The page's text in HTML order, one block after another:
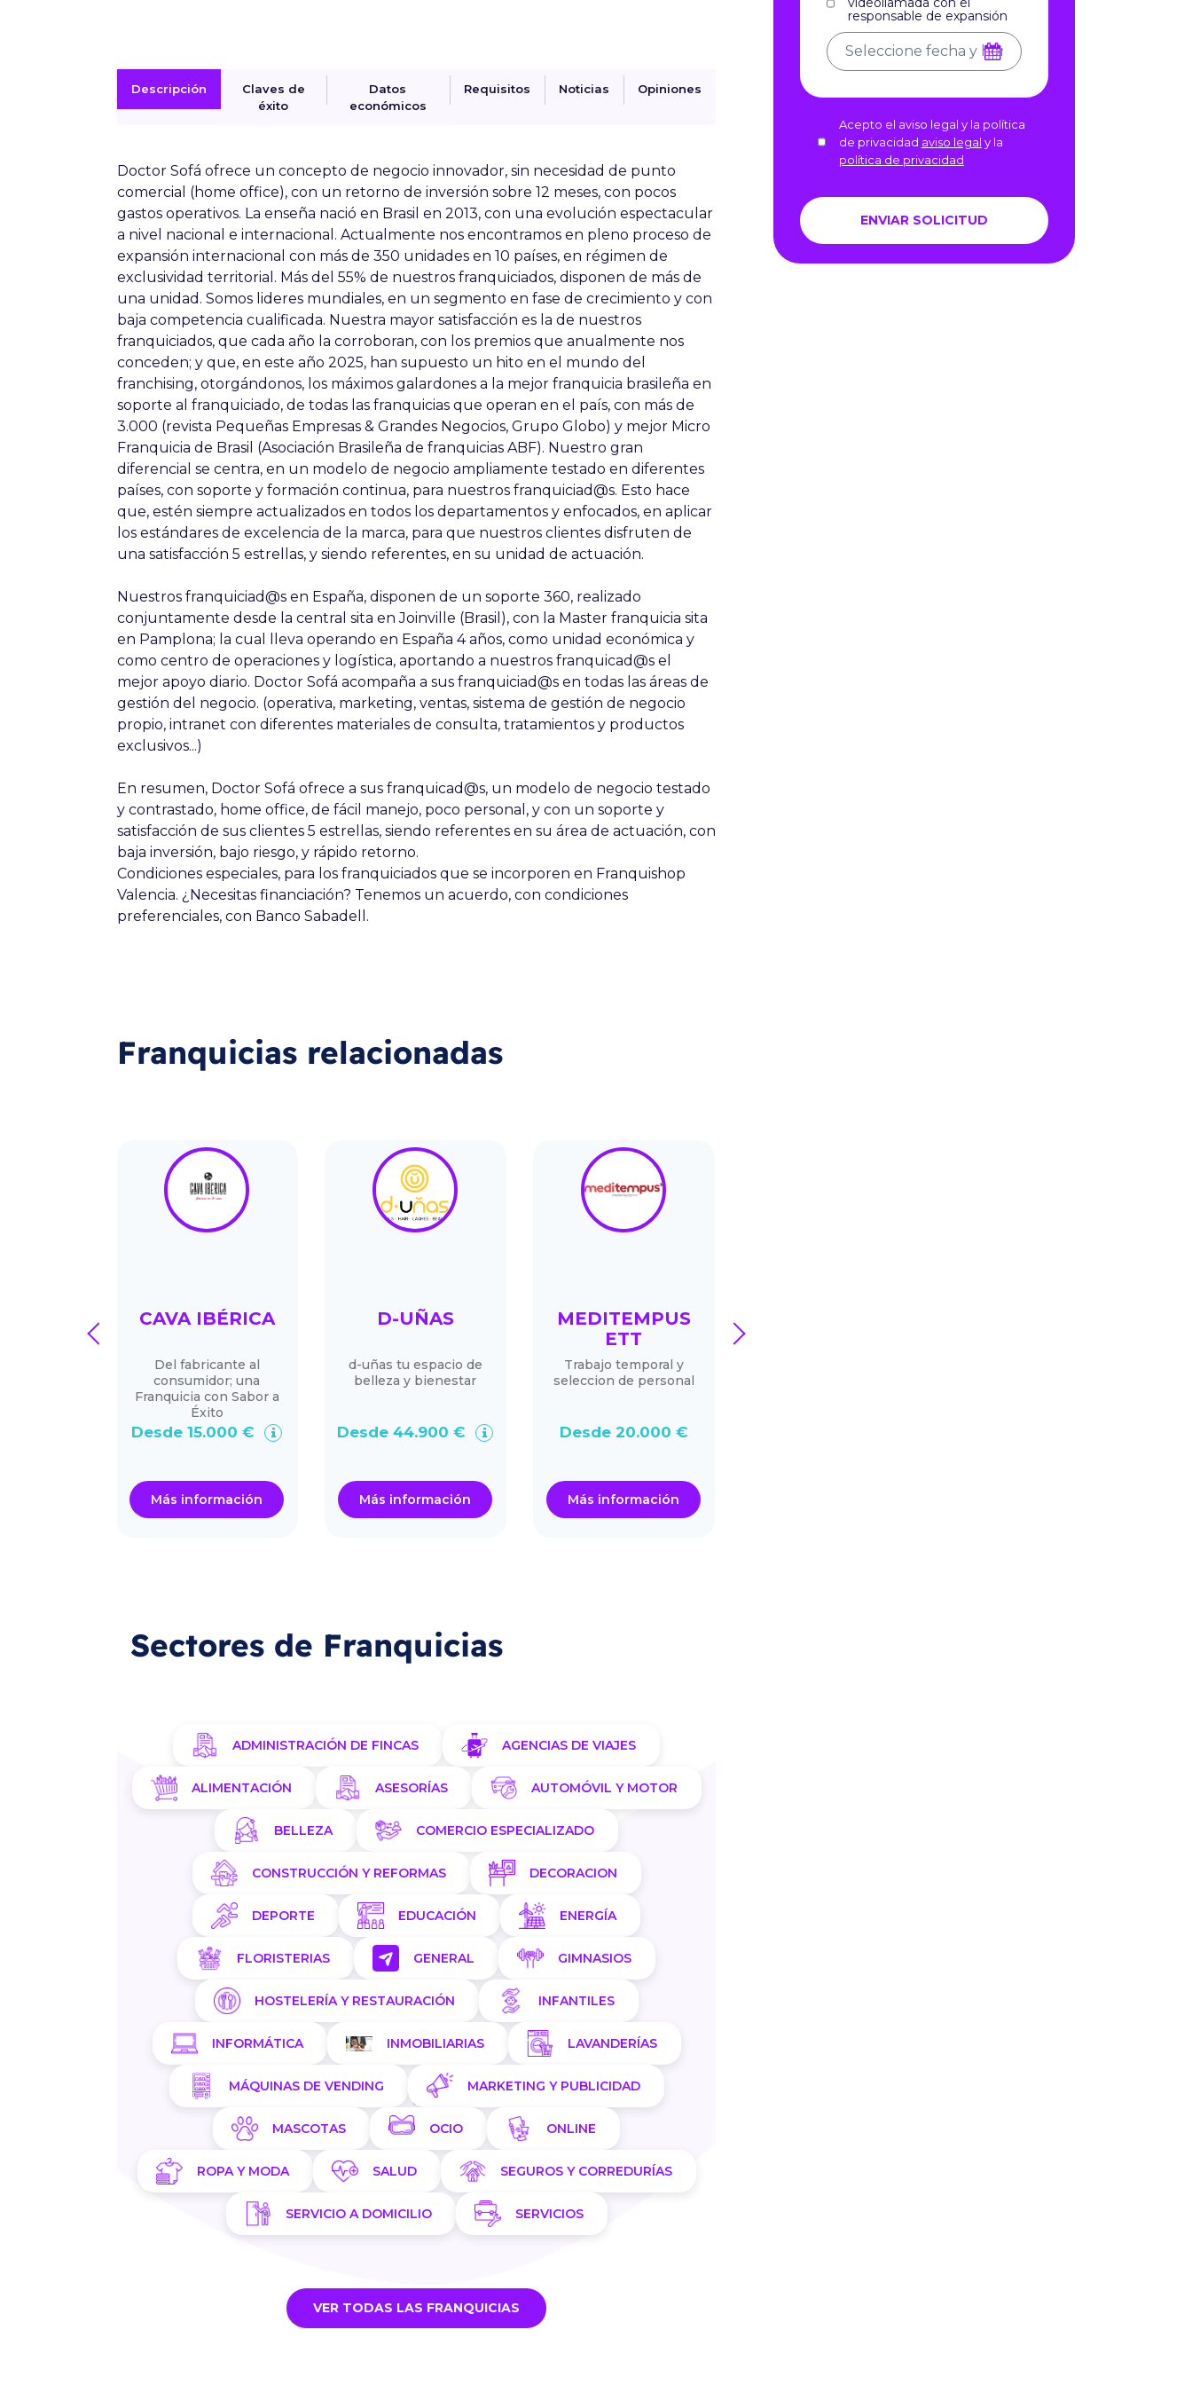
Descripción
Claves de
éxito
Datos
económicos
Requisitos Noticias Opiniones
Doctor Sofá ofrece un concepto de negocio innovador, sin necesidad de punto
comercial (home office), con un retorno de inversión sobre 12 meses, con pocos
gastos operativos. La enseña nació en Brasil en 2013, con una evolución espectacular
a nivel nacional e internacional. Actualmente nos encontramos en pleno proceso de
expansión internacional con más de 350 unidades en 10 países, en régimen de
exclusividad territorial. Más del 55% de nuestros franquiciados, disponen de más de
una unidad. Somos lideres mundiales, en un segmento en fase de crecimiento y con
baja competencia cualificada. Nuestra mayor satisfacción es la de nuestros
franquiciados, que cada año la corroboran, con los premios que anualmente nos
conceden; y que, en este año 2025, han supuesto un hito en el mundo del
franchising, otorgándonos, los máximos galardones a la mejor franquicia brasileña en
soporte al franquiciado, de todas las franquicias que operan en el país, con más de
3.000 (revista Pequeñas Empresas & Grandes Negocios, Grupo Globo) y mejor Micro
Franquicia de Brasil (Asociación Brasileña de franquicias ABF). Nuestro gran
diferencial se centra, en un modelo de negocio ampliamente testado en diferentes
países, con soporte y formación continua, para nuestros franquiciad@s. Esto hace
que, estén siempre actualizados en todos los departamentos y enfocados, en aplicar
los estándares de excelencia de la marca, para que nuestros clientes disfruten de
una satisfacción 5 estrellas, y siendo referentes, en su unidad de actuación.
Nuestros franquiciad@s en España, disponen de un soporte 360, realizado
conjuntamente desde la central sita en Joinville (Brasil), con la Master franquicia sita
en Pamplona; la cual lleva operando en España 4 años, como unidad económica y
como centro de operaciones y logística, aportando a nuestros franquicad@s el
mejor apoyo diario. Doctor Sofá acompaña a sus franquiciad@s en todas las áreas de
gestión del negocio. (operativa, marketing, ventas, sistema de gestión de negocio
propio, intranet con diferentes materiales de consulta, tratamientos y productos
exclusivos...)
En resumen, Doctor Sofá ofrece a sus franquicad@s, un modelo de negocio testado
y contrastado, home office, de fácil manejo, poco personal, y con un soporte y
satisfacción de sus clientes 5 estrellas, siendo referentes en su área de actuación, con
baja inversión, bajo riesgo, y rápido retorno.
Condiciones especiales, para los franquiciados que se incorporen en Franquishop
Valencia. ¿Necesitas financiación? Tenemos un acuerdo, con condiciones
preferenciales, con Banco Sabadell.
Franquicias relacionadas
CAVA IBÉRICA
Del fabricante al
consumidor; una
Franquicia con Sabor a
Éxito
Desde 15.000 €
Más información
D-UÑAS
d-uñas tu espacio de
belleza y bienestar
Desde 44.900 €
Más información
MEDITEMPUS
ETT
Trabajo temporal y
seleccion de personal
Desde 20.000 €
Más información
prev next
Sectores de Franquicias
ADMINISTRACIÓN DE FINCAS AGENCIAS DE VIAJES
ALIMENTACIÓN ASESORÍAS AUTOMÓVIL Y MOTOR
BELLEZA COMERCIO ESPECIALIZADO
CONSTRUCCIÓN Y REFORMAS DECORACION
DEPORTE EDUCACIÓN ENERGÍA
FLORISTERIAS GENERAL GIMNASIOS
HOSTELERÍA Y RESTAURACIÓN INFANTILES
INFORMÁTICA INMOBILIARIAS LAVANDERÍAS
MÁQUINAS DE VENDING MARKETING Y PUBLICIDAD
MASCOTAS OCIO ONLINE
ROPA Y MODA SALUD SEGUROS Y CORREDURÍAS
SERVICIO A DOMICILIO SERVICIOS
VER TODAS LAS FRANQUICIAS
responsable de expansión
Acepto el aviso legal y la política
de privacidad aviso legal y la
política de privacidad